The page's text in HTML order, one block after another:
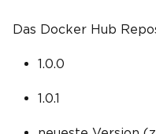
Das Docker Hub
1.0.0
1.0.1